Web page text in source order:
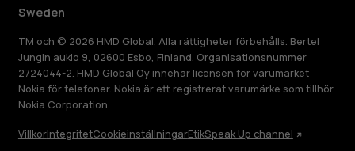
Sweden
TM och © 2026 HMD Global. Alla rättigheter förbehålls. Bertel
Jungin aukio 9, 02600 Esbo, Finland. Organisationsnummer
2724044-2. HMD Global Oy innehar licensen för varumärket
Nokia för telefoner. Nokia är ett registrerat varumärke som tillhör
Nokia Corporation.
VillkorIntegritetCookieinställningarEtikSpeak Up channel